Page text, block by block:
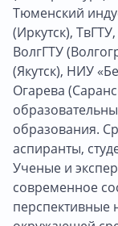
Тюменский
(Иркутск),
ВолгГТУ
(Якутск), НИУ
Огарева
образования.
аспиранты,
Ученые и
современное
перспективные